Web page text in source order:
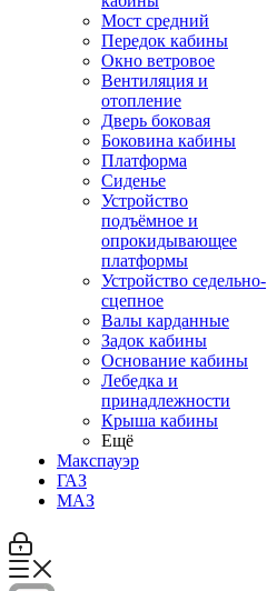
Мост средний
Передок кабины
Окно ветровое
Вентиляция и
отопление
Дверь боковая
Боковина кабины
Платформа
Сиденье
Устройство
подъёмное и
опрокидывающее
платформы
Устройство седельно-
сцепное
Валы карданные
Задок кабины
Основание кабины
Лебедка и
принадлежности
Крыша кабины
Ещё
Макспауэр
ГАЗ
МАЗ